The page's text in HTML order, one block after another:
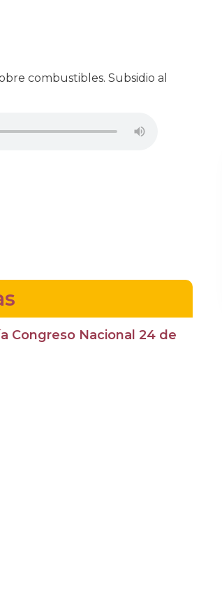
combustibles. Subsidio al
Congreso Nacional 24 de